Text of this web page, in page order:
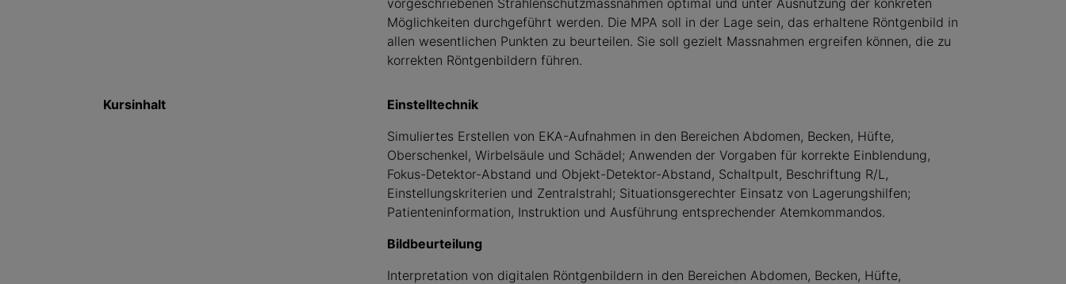
vorgeschriebenen Strahlenschutzmassnahmen optimal und unter Ausnützung der konkre­ten
Möglichkeiten durchgeführt werden. Die MPA soll in der Lage sein, das erhaltene Röntgenbild in
allen wesentlichen Punkten zu beurteilen. Sie soll gezielt Massnahmen ergreifen können, die zu
korrekten Röntgenbildern führen.
Kursinhalt
Einstelltechnik
Simuliertes Erstellen von EKA-Aufnahmen in den Bereichen Abdomen, Becken, Hüfte,
Oberschenkel, Wirbelsäule und Schädel; Anwenden der Vorgaben für korrekte Einblendung,
Fokus-Detektor-Abstand und Objekt-Detektor-Abstand, Schaltpult, Beschriftung R/L,
Einstellungskriterien und Zentralstrahl; Situationsgerechter Einsatz von Lagerungshilfen;
Patienteninformation, Instruktion und Ausführung entsprechender Atemkommandos.
Bildbeurteilung
Interpretation von digitalen Röntgenbildern in den Bereichen Abdomen, Becken, Hüfte,